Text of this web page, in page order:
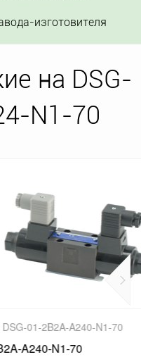
изготовителя
на DSG-
N1-70
N1-70